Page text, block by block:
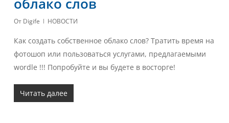
От Digife НОВОСТИ
Как создать собственное облако слов? Тратить время на
фотошоп или пользоваться услугами, предлагаемыми
wordle !!! Попробуйте и вы будете в восторге!
Читать далее